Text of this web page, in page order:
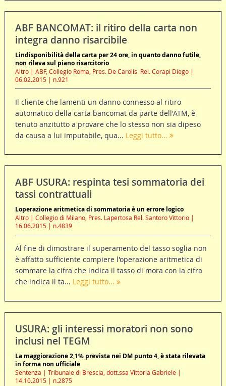
ABF BANCOMAT: il ritiro della carta non
integra danno risarcibile
Lindisponibilità della carta per 24 ore, in quanto danno futile,
non rileva sul piano risarcitorio
Altro | ABF, Collegio Roma, Pres. De Carolis  Rel. Corapi Diego |
06.02.2015 | n.921
Il cliente che lamenti un danno connesso al ritiro
automatico della carta bancomat da parte dell'ATM, è
tenuto anzitutto a provare che lo stesso non sia dipeso
da causa a lui imputabile, qua... Leggi tutto...
ABF USURA: respinta tesi sommatoria dei
tassi contrattuali
Loperazione aritmetica di sommatoria è un errore logico
Altro | Collegio di Milano, Pres. Lapertosa Rel. Santoro Vittorio |
16.06.2015 | n.4839
Al fine di dimostrare il superamento del tasso soglia non
è affatto sufficiente compiere l'operazione aritmetica di
sommare la cifra che indica il tasso di mora con la cifra
che indica il ta... Leggi tutto...
USURA: gli interessi moratori non sono
inclusi nel TEGM
La maggiorazione 2,1% prevista nei DM punto 4, è stata rilevata
in forma non ufficiale
Sentenza | Tribunale di Brescia, dott.ssa Vittoria Gabriele |
14.10.2015 | n.2875